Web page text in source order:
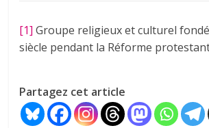
[1] Groupe religieux et culturel
siècle pendant la Réforme
Partagez cet article